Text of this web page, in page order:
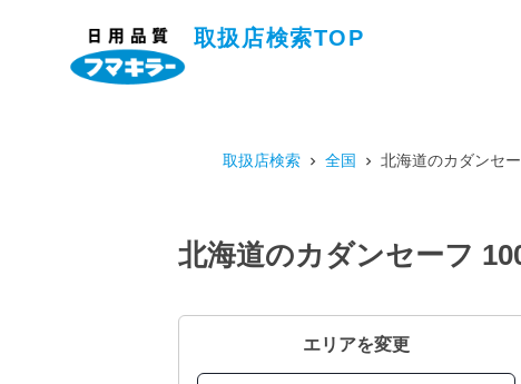
取扱店検索TOP
取扱店検索 全国 北海道のカダンセ
北海道のカダンセーフ
エリアを変更